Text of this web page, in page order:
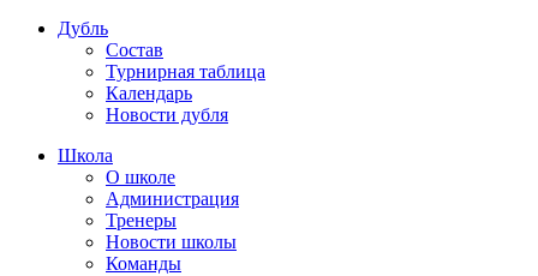
Дубль
Состав
Турнирная таблица
Календарь
Новости дубля
Школа
О школе
Администрация
Тренеры
Новости школы
Команды